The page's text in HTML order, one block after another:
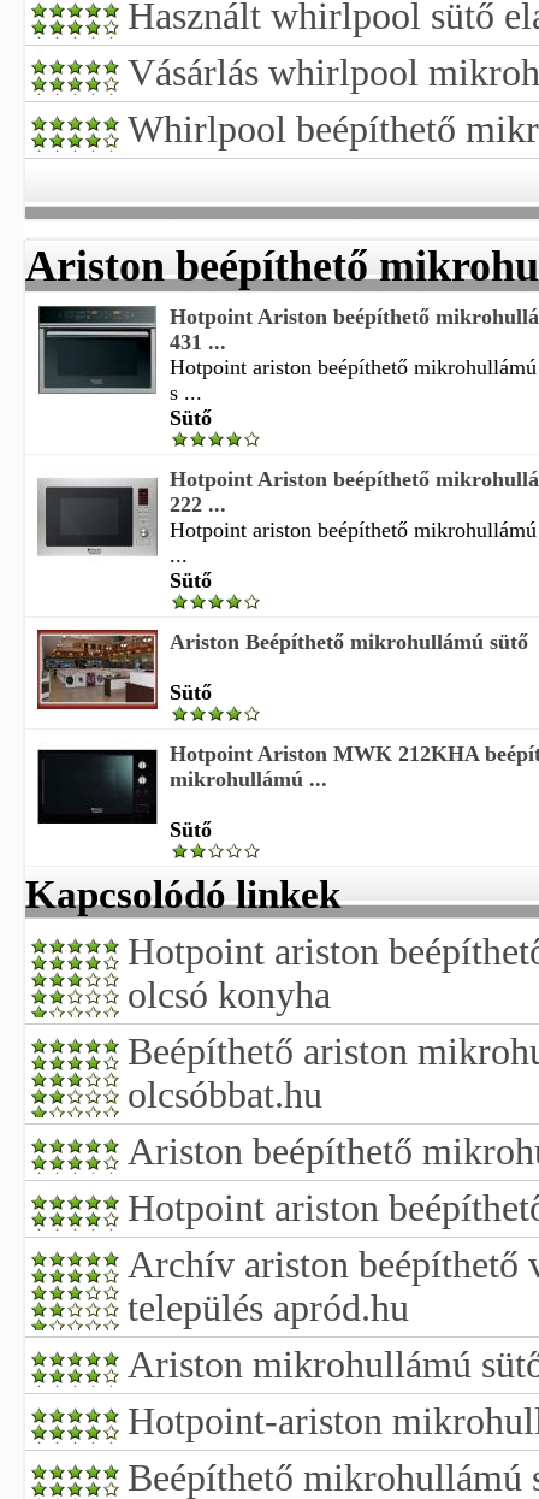
Használt whirlpool sütő
Vásárlás whirlpool
Whirlpool beépíthető
Ariston beépíthető
Hotpoint Ariston beépíthető
431 ...
Hotpoint ariston beépíthető
s ...
Sütő
Hotpoint Ariston beépíthető
222 ...
Hotpoint ariston beépíthető
...
Sütő
Ariston Beépíthető mikrohullámú sütő
Sütő
Hotpoint Ariston MWK 212KHA
mikrohullámú ...
Sütő
Kapcsolódó linkek
Hotpoint ariston
olcsó konyha
Beépíthető ariston
olcsóbbat.hu
Ariston beépíthető
Hotpoint ariston
Archív ariston beépíthető
település apród.hu
Ariston mikrohullámú
Hotpoint-ariston
Beépíthető mikrohullámú